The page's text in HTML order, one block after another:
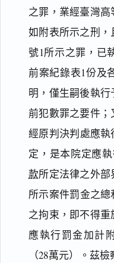
之罪，業經臺灣
如附表所示之刑
號1所示之罪，已
前案紀錄表1份及
明，僅生嗣後執
前犯數罪之要件；
經原判決判處應執
定，是本院定應
款所定法律之外
所示案件罰金之
之拘束，即不得
應執行罰金加計
（28萬元）。茲